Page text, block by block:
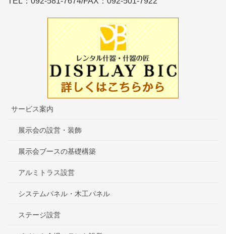
サービス案内
展示会の設営・装飾
展示会ブースの基礎構築
アルミトラス設営
システムパネル・木工パネル
ステージ設営